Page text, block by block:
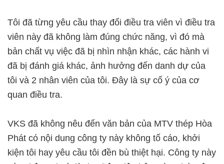
Tôi đã từng yêu cầu thay đổi điều tra viên vì điều tra
viên này đã không làm đúng chức năng, vì đó mà
bản chất vụ việc đã bị nhìn nhận khác, các hành vi
đã bị đánh giá khác, ảnh hưởng đến danh dự của
tôi và 2 nhân viên của tôi. Đây là sự cố ý của cơ
quan điều tra.
VKS đã không nêu đến văn bản của MTV thép Hòa
Phát có nội dung công ty này không tố cáo, khởi
kiện tôi hay yêu cầu tôi đền bù thiệt hại. Công ty này